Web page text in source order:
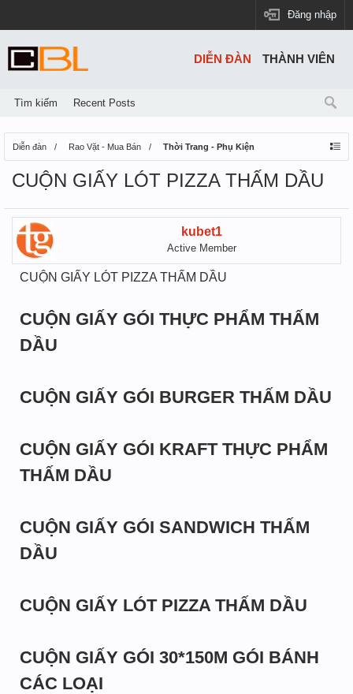
Đăng nhập
Diễn đàn Rao Vặt - Mua Bán Thời Trang - Phụ Kiện
CUỘN GIẤY LÓT PIZZA THẤM DẦU
kubet1
Active Member
CUỘN GIẤY LÓT PIZZA THẤM DẦU
CUỘN GIẤY GÓI THỰC PHẨM THẤM
DẦU
CUỘN GIẤY GÓI BURGER THẤM DẦU
CUỘN GIẤY GÓI KRAFT THỰC PHẨM
THẤM DẦU
CUỘN GIẤY GÓI SANDWICH THẤM
DẦU
CUỘN GIẤY LÓT PIZZA THẤM DẦU
CUỘN GIẤY GÓI 30*150M GÓI BÁNH
CÁC LOẠI
DIỄN ĐÀN
Tìm kiếm Recent Posts
THÀNH VIÊN